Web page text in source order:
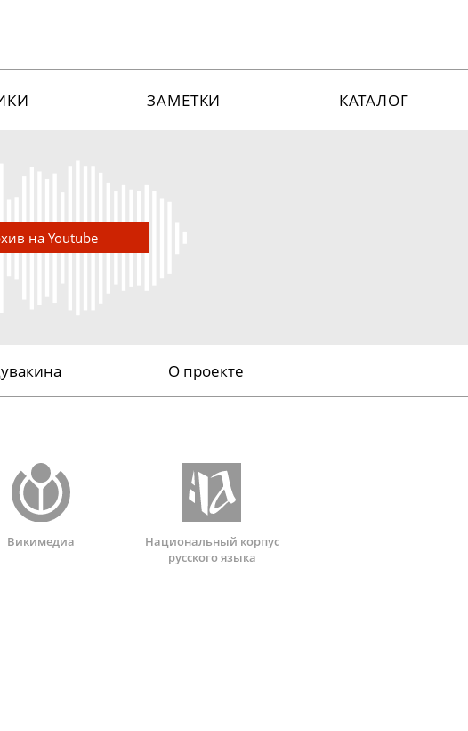
ЗАМЕТКИ КАТАЛОГ
на Youtube
О проекте
Викимедиа
Национальный корпус
русского языка